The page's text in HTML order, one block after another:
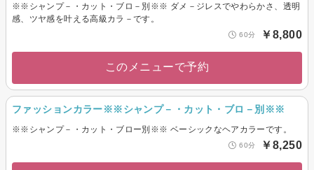
※※シャンプ－・カット・ブロ－別※※ ダメ－ジレスでやわらかさ、透明
感、ツヤ感を叶える高級カラ－です。
60分 ￥8,800
このメニューで予約
ファッションカラー※※シャンプ－・カット・ブロ－別※※
※※シャンプ－・カット・ブロー別※※ ベーシックなヘアカラーです。
60分 ￥8,250